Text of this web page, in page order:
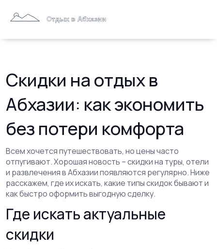
Скидки на отдых в
Абхазии: как экономить
без потери комфорта
Всем хочется путешествовать, но цены часто
отпугивают. Хорошая новость – скидки на туры, отели
и развлечения в Абхазии появляются регулярно. Ниже
расскажем, где их искать, какие типы скидок бывают и
как быстро оформить выгодную сделку.
Где искать актуальные
скидки